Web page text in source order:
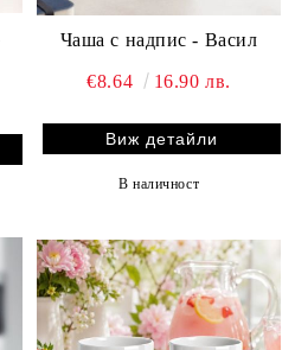
Чаша с надпис - Васил
€8.64 16.90 лв.
Виж детайли
В наличност